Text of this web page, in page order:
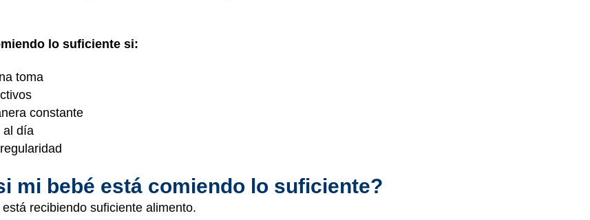
lo suficiente si:
toma
constante
al día
mi bebé está comiendo lo suficiente?
recibiendo suficiente alimento.